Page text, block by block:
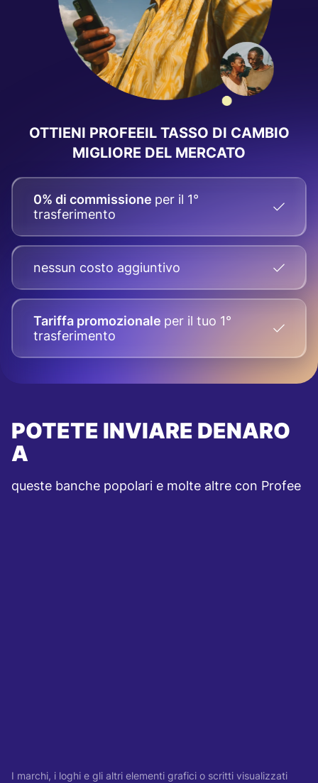
OTTIENI PROFEEIL TASSO DI CAMBIO
MIGLIORE DEL MERCATO
0% di commissione per il 1°
trasferimento
nessun costo aggiuntivo
Tariffa promozionale per il tuo 1°
trasferimento
POTETE INVIARE DENARO
A
queste banche popolari e molte altre con Profee
I marchi, i loghi e gli altri elementi grafici o scritti visualizzati